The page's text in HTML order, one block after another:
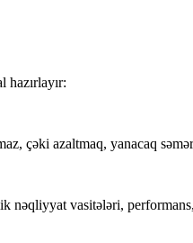
azaltmaq, yanacaq
vasitələri,